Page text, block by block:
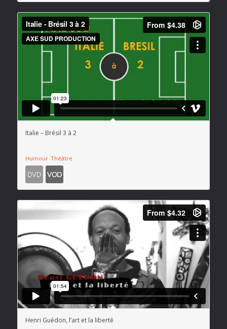
Italie – Brésil 3 à 2
Humour Théâtre
Henri Guédon, l’art et la liberté